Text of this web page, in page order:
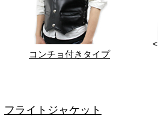
コンチョ付きタイプ
<
フライトジャケット